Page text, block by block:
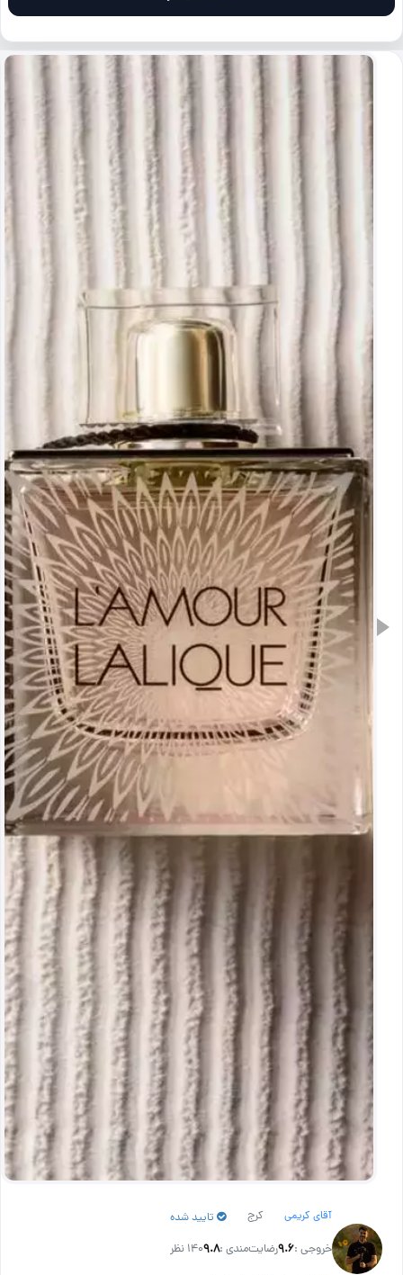
آقای کریمی کرج تایید شده
خروجی :۹.۶رضایت‌مندی :۹.۸140 نظر